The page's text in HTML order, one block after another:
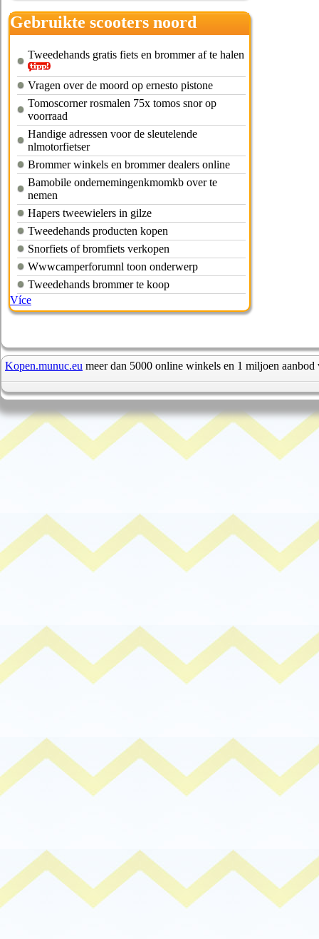
Gebruikte scooters noord
brabant
Tweedehands gratis fiets en brommer af te halen
Vragen over de moord op ernesto pistone
Tomoscorner rosmalen 75x tomos snor op
voorraad
Handige adressen voor de sleutelende
nlmotorfietser
Brommer winkels en brommer dealers online
Bamobile ondernemingenkmomkb over te
nemen
Hapers tweewielers in gilze
Tweedehands producten kopen
Snorfiets of bromfiets verkopen
Wwwcamperforumnl toon onderwerp
Tweedehands brommer te koop
Více
Kopen.munuc.eu meer dan 5000 online winkels en 1 miljoen aanbod